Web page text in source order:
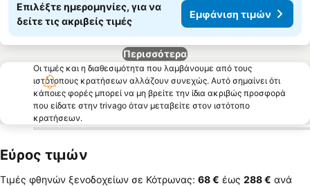
Επιλέξτε ημερομηνίες, για να
δείτε τις ακριβείς τιμές
Εμφάνιση τιμών
Περισσότερα
Οι τιμές και η διαθεσιμότητα που λαμβάνουμε από τους
ιστότοπους κρατήσεων αλλάζουν συνεχώς. Αυτό σημαίνει ότι
κάποιες φορές μπορεί να μη βρείτε την ίδια ακριβώς προσφορά
που είδατε στην trivago όταν μεταβείτε στον ιστότοπο
κρατήσεων.
Εύρος τιμών
Τιμές φθηνών ξενοδοχείων σε Κότρωνας: ‎68 € έως ‎288 € ανά